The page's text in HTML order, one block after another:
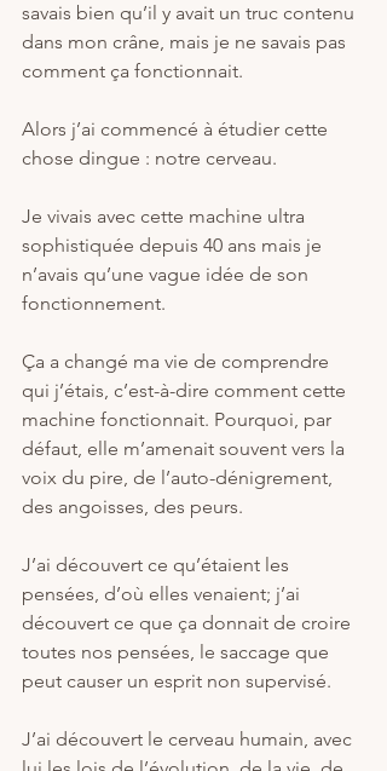
savais bien qu’il y avait un truc contenu
dans mon crâne, mais je ne savais pas
comment ça fonctionnait.
Alors j’ai commencé à étudier cette
chose dingue : notre cerveau.
Je vivais avec cette machine ultra
sophistiquée depuis 40 ans mais je
n’avais qu’une vague idée de son
fonctionnement.
Ça a changé ma vie de comprendre
qui j’étais, c’est-à-dire comment cette
machine fonctionnait. Pourquoi, par
défaut, elle m’amenait souvent vers la
voix du pire, de l’auto-dénigrement,
des angoisses, des peurs.
J’ai découvert ce qu’étaient les
pensées, d’où elles venaient; j’ai
découvert ce que ça donnait de croire
toutes nos pensées, le saccage que
peut causer un esprit non supervisé.
J’ai découvert le cerveau humain, avec